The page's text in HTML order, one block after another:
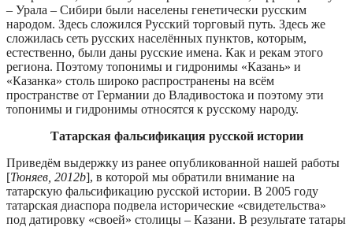
– Урала – Сибири были населены генетически русским
народом. Здесь сложился Русский торговый путь. Здесь же
сложилась сеть русских населённых пунктов, которым,
естественно, были даны русские имена. Как и рекам этого
региона. Поэтому топонимы и гидронимы «Казань» и
«Казанка» столь широко распространены на всём
пространстве от Германии до Владивостока и поэтому эти
топонимы и гидронимы относятся к русскому народу.
Татарская фальсификация русской истории
Приведём выдержку из ранее опубликованной нашей работы
[Тюняев, 2012b], в которой мы обратили внимание на
татарскую фальсификацию русской истории. В 2005 году
татарская диаспора подвела исторические «свидетельства»
под датировку «своей» столицы – Казани. В результате татары